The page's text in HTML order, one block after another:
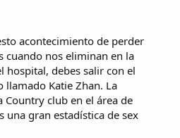
acontecimiento de perder
cuando nos eliminan en la
hospital, debes salir con el
llamado Katie Zhan. La
Country club en el área de
una gran estadística de sex